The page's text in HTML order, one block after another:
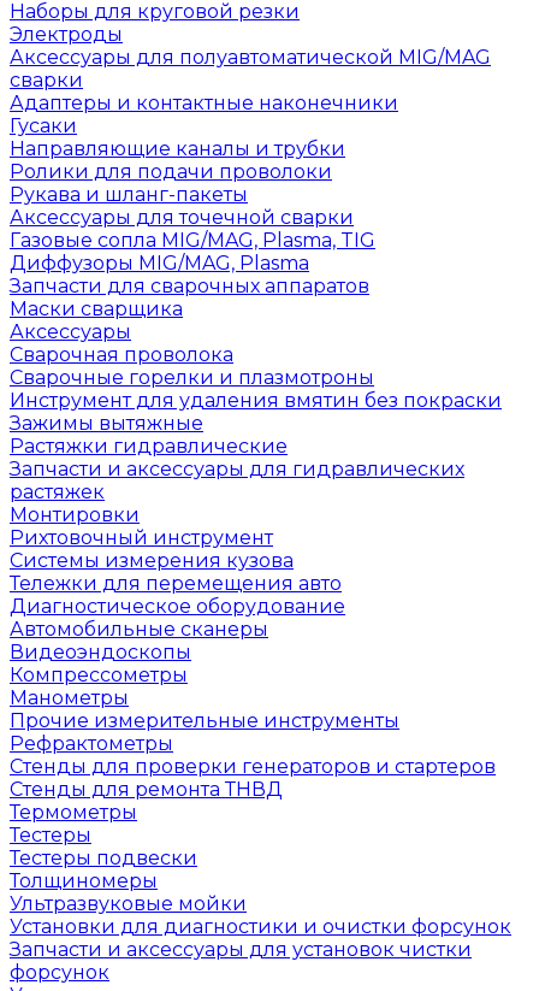
Наборы для круговой резки
Электроды
Аксессуары для полуавтоматической MIG/MAG
сварки
Адаптеры и контактные наконечники
Гусаки
Направляющие каналы и трубки
Ролики для подачи проволоки
Рукава и шланг-пакеты
Аксессуары для точечной сварки
Газовые сопла MIG/MAG, Plasma, TIG
Диффузоры MIG/MAG, Plasma
Запчасти для сварочных аппаратов
Маски сварщика
Аксессуары
Сварочная проволока
Сварочные горелки и плазмотроны
Инструмент для удаления вмятин без покраски
Зажимы вытяжные
Растяжки гидравлические
Запчасти и аксессуары для гидравлических
растяжек
Монтировки
Рихтовочный инструмент
Системы измерения кузова
Тележки для перемещения авто
Диагностическое оборудование
Автомобильные сканеры
Видеоэндоскопы
Компрессометры
Манометры
Прочие измерительные инструменты
Рефрактометры
Стенды для проверки генераторов и стартеров
Стенды для ремонта ТНВД
Термометры
Тестеры
Тестеры подвески
Толщиномеры
Ультразвуковые мойки
Установки для диагностики и очистки форсунок
Запчасти и аксессуары для установок чистки
форсунок